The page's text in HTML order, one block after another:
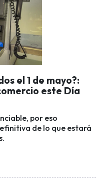
el 1 de mayo?:
este Día
por eso
de lo que estará